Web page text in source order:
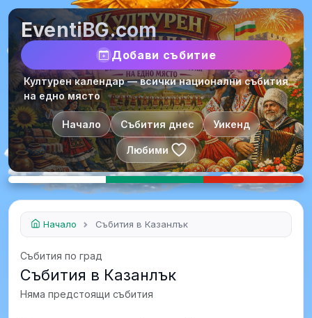
EventiBG.com
Добави събитие
Културен календар — всички национални събития
на едно място
Начало Събития днес Уикенд
Любими
Начало Събития в Казанлък
Събития по град
Събития в Казанлък
Няма предстоящи събития